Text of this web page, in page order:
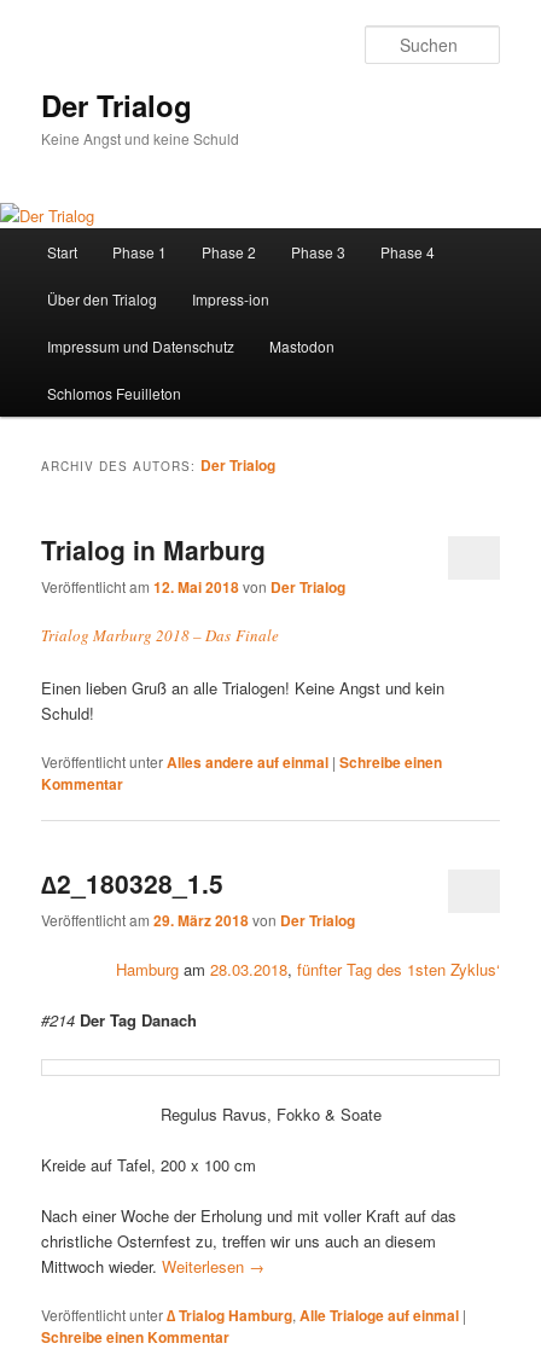
Der Trialog
Keine Angst und keine Schuld
Start Phase 1 Phase 2 Phase 3 Phase 4
Über den Trialog Impress-ion
Impressum und Datenschutz Mastodon
Schlomos Feuilleton
ARCHIV DES AUTORS: Der Trialog
Trialog in Marburg
Veröffentlicht am12. Mai 2018von Der Trialog
Trialog Marburg 2018 – Das Finale
Einen lieben Gruß an alle Trialogen! Keine Angst und kein
Schuld!
Veröffentlicht unterAlles andere auf einmal |Schreibe einen
Kommentar
∆2_180328_1.5
Veröffentlicht am29. März 2018von Der Trialog
Hamburgam 28.03.2018, fünfter Tag des 1sten Zyklus‘
#214 Der Tag Danach
Regulus Ravus, Fokko & Soate
Kreide auf Tafel, 200 x 100 cm
Nach einer Woche der Erholung und mit voller Kraft auf das
christliche Osternfest zu, treffen wir uns auch an diesem
Mittwoch wieder.Weiterlesen →
Veröffentlicht unter∆ Trialog Hamburg,Alle Trialoge auf einmal |
Schreibe einen Kommentar